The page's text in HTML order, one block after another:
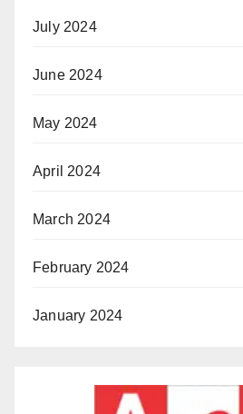
July 2024
June 2024
May 2024
April 2024
March 2024
February 2024
January 2024